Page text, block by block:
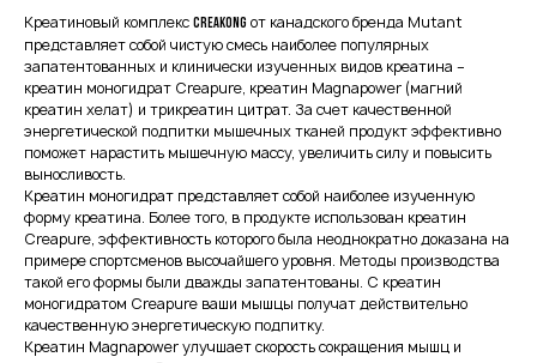
Креатиновый комплекс Creakong от канадского бренда Mutant
представляет собой чистую смесь наиболее популярных
запатентованных и клинически изученных видов креатина –
креатин моногидрат Creapure, креатин Magnapower (магний
креатин хелат) и трикреатин цитрат. За счет качественной
энергетической подпитки мышечных тканей продукт эффективно
поможет нарастить мышечную массу, увеличить силу и повысить
выносливость.
Креатин моногидрат представляет собой наиболее изученную
форму креатина. Более того, в продукте использован креатин
Creapure, эффективность которого была неоднократно доказана на
примере спортсменов высочайшего уровня. Методы производства
такой его формы были дважды запатентованы. С креатин
моногидратом Creapure ваши мышцы получат действительно
качественную энергетическую подпитку.
Креатин Magnapower улучшает скорость сокращения мышц и